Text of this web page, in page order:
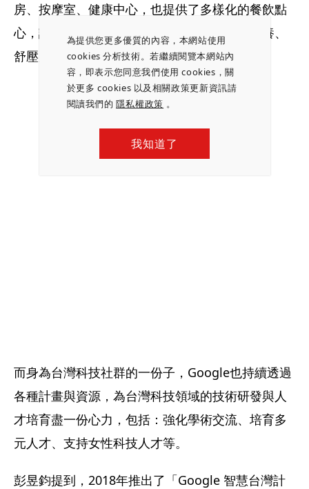
為提供您更多優質的內容，本網站使用
cookies 分析技術。若繼續閱覽本網站內
容，即表示您同意我們使用 cookies，關
於更多 cookies 以及相關政策更新資訊請
閱讀我們的隱私權政策 。
我知道了
房、按摩室、健康中心，也提供了多樣化的餐飲點
心，讓員工可以在忙碌工作之餘兼顧身心、營養、
舒壓放鬆，激發更多創意與靈感。
而身為台灣科技社群的一份子，Google也持續透過
各種計畫與資源，為台灣科技領域的技術研發與人
才培育盡一份心力，包括：強化學術交流、培育多
元人才、支持女性科技人才等。
彭昱鈞提到，2018年推出了「Google 智慧台灣計